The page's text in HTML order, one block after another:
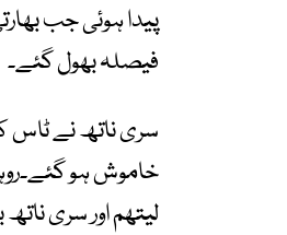
پیدا ہوئی جب
فیصلہ بھول گئے۔
سری ناتھ نے ٹاس
خاموش ہو
لیتھم اور سری